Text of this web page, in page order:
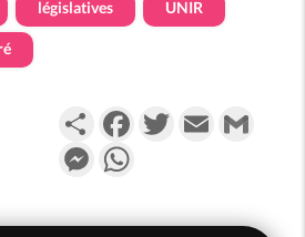
législatives UNIR
PartagerFacebookTwitterEmail
Messenger